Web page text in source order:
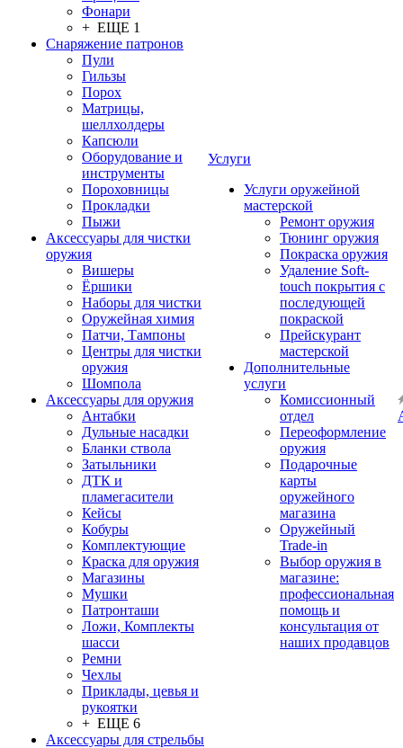
Фонари
+ ЕЩЕ 1
Снаряжение патронов
Пули
Гильзы
Порох
Матрицы,
шеллхолдеры
Капсюли
Оборудование и
инструменты
Пороховницы
Прокладки
Пыжи
Аксессуары для чистки
оружия
Вишеры
Ёршики
Наборы для чистки
Оружейная химия
Патчи, Тампоны
Центры для чистки
оружия
Шомпола
Аксессуары для оружия
Антабки
Дульные насадки
Бланки ствола
Затыльники
ДТК и
пламегасители
Кейсы
Кобуры
Комплектующие
Краска для оружия
Магазины
Мушки
Патронташи
Ложи, Комплекты
шасси
Ремни
Чехлы
Приклады, цевья и
рукоятки
+ ЕЩЕ 6
Аксессуары для стрельбы
Услуги
Услуги оружейной
мастерской
Ремонт оружия
Тюнинг оружия
Покраска оружия
Удаление Soft-
touch покрытия с
последующей
покраской
Прейскурант
мастерской
Дополнительные
услуги
Комиссионный
отдел
Переоформление
оружия
Подарочные
карты
оружейного
магазина
Оружейный
Trade-in
Выбор оружия в
магазине:
профессиональная
помощь и
консультация от
наших продавцов